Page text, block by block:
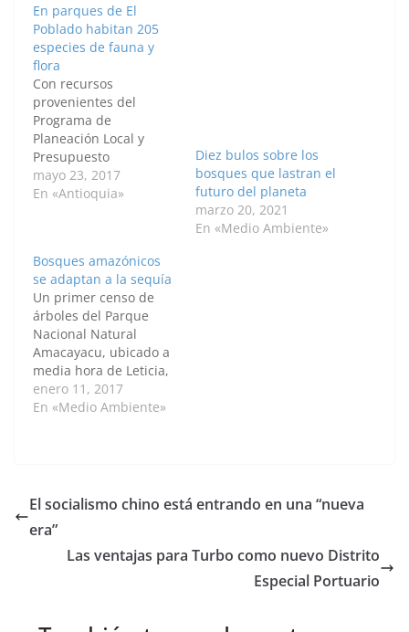
En parques de El
Poblado habitan 205
especies de fauna y
flora
Con recursos
provenientes del
Programa de
Planeación Local y
Presupuesto
Participativo, la
Alcaldía de Medellín
parques de El Poblado.
En el estudio se realizó
un microdocumental
que evidencia la
riqueza en
biodiversidad de estos
parques. El video
puede ser consultado
en el enlace:…
mayo 23, 2017
En «Antioquia»
Diez bulos sobre los
bosques que lastran el
futuro del planeta
marzo 20, 2021
En «Medio Ambiente»
Bosques amazónicos
se adaptan a la sequía
Un primer censo de
árboles del Parque
Nacional Natural
Amacayacu, ubicado a
media hora de Leticia,
capital del Amazonas,
revela las
de resiliencia ante los
de sequía. MEDELLÍN,
11 de enero de 2017 —
enero 11, 2017
En «Medio Ambiente»
El socialismo chino está entrando en una “nueva
era”
Las ventajas para Turbo como nuevo Distrito
Especial Portuario